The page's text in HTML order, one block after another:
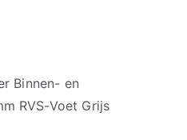
Binnen- en
RVS-Voet Grijs